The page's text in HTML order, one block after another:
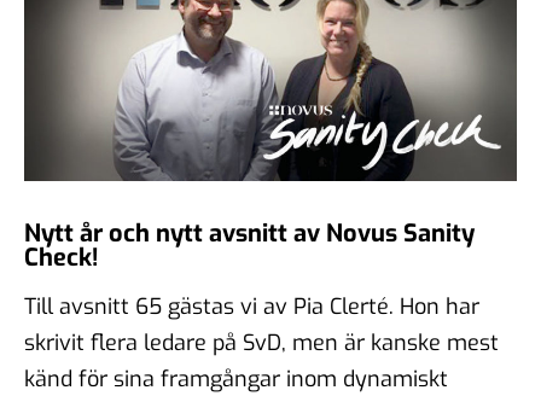
#104 - Åsa Larsson - AI,
algoritmer och vikten av
källkritik
16 jan 2026
#103 - Anna Troberg - Ett
kunskaps- och kulturbärande
05 dec 2025
Nytt år och nytt avsnitt av Novus Sanity
Check!
Till avsnitt 65 gästas vi av Pia Clerté. Hon har
skrivit flera ledare på SvD, men är kanske mest
känd för sina framgångar inom dynamiskt